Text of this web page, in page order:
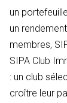
un
un
membres,
SIPA Club
: un club
croître leur